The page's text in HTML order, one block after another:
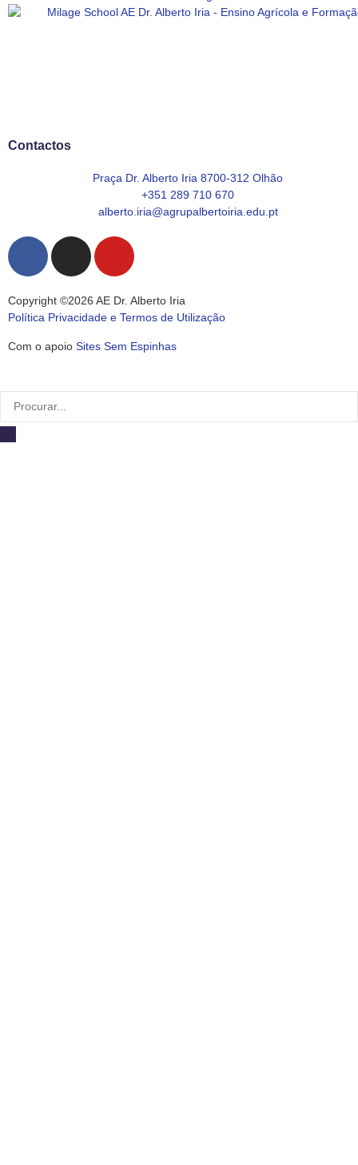
Contactos
Praça Dr. Alberto Iria 8700-312 Olhão
+351 289 710 670
alberto.iria@agrupalbertoiria.edu.pt
Copyright ©2026 AE Dr. Alberto Iria
Política Privacidade e Termos de Utilização
Com o apoio Sites Sem Espinhas